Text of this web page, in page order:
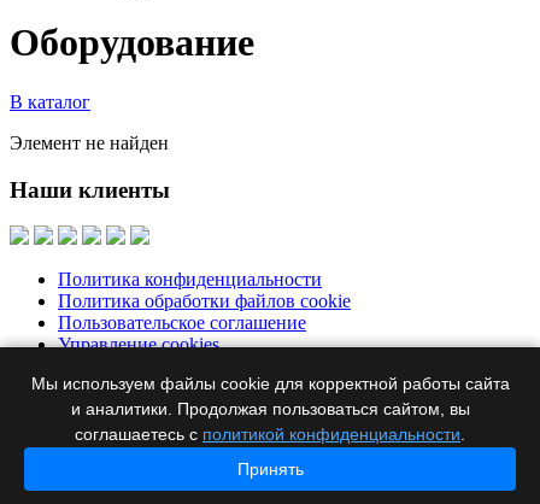
Оборудование
В каталог
Элемент не найден
Наши клиенты
Политика конфиденциальности
Политика обработки файлов cookie
Пользовательское соглашение
Управление cookies
Москва, Бумажный пр., д. 14, корп. 1, офис 313 +7 495 644-39-
ertel@ertel.ru
Информация размещенная на сайте не является публичной
© 2012 – 2026, ООО «Эртел»
Мы используем файлы cookie для корректной работы сайта
и аналитики. Продолжая пользоваться сайтом, вы
соглашаетесь с политикой конфиденциальности
Принять